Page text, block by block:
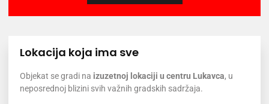
Lokacija koja ima sve
Objekat se gradi na izuzetnoj lokaciji u centru Lukavca, u
neposrednoj blizini svih važnih gradskih sadržaja.